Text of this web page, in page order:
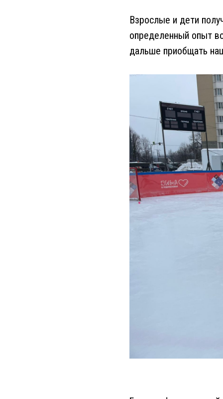
Взрослые и дети
определенный опыт
дальше приобщать